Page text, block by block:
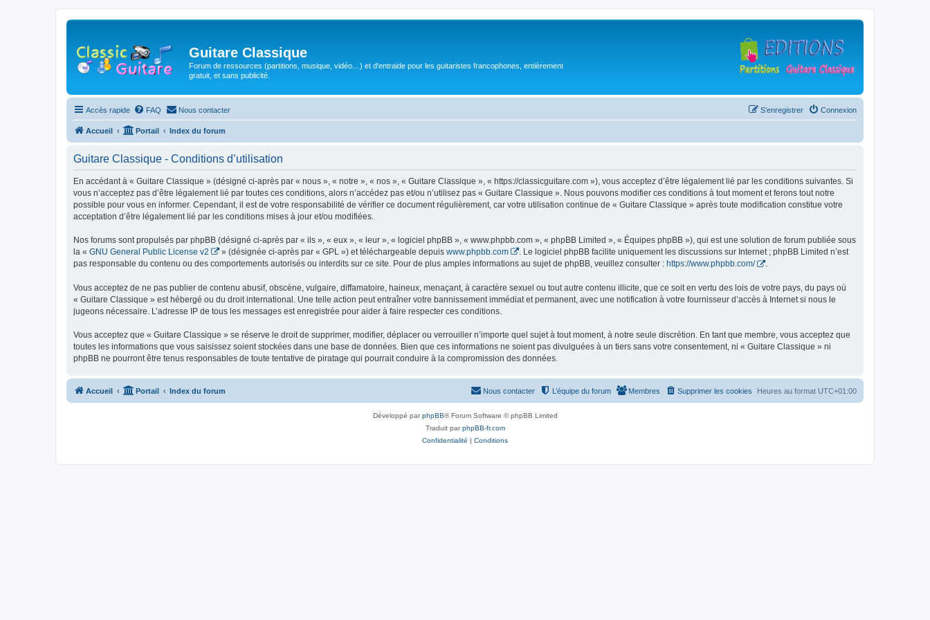
Guitare Classique
Forum de ressources (partitions, musique, vidéo…) et d'entraide pour les guitaristes francophones, entièrement
gratuit, et sans publicité.
Accès rapide FAQ Nous contacter Connexion
S’enregistrer
Accueil Portail Index du forum
Guitare Classique - Conditions d’utilisation
En accédant à « Guitare Classique » (désigné ci-après par « nous », « notre », « nos », « Guitare Classique », « https://classicguitare.com »), vous acceptez d’être légalement lié par les conditions suivantes. Si
vous n’acceptez pas d’être légalement lié par toutes ces conditions, alors n’accédez pas et/ou n’utilisez pas « Guitare Classique ». Nous pouvons modifier ces conditions à tout moment et ferons tout notre
possible pour vous en informer. Cependant, il est de votre responsabilité de vérifier ce document régulièrement, car votre utilisation continue de « Guitare Classique » après toute modification constitue votre
acceptation d’être légalement lié par les conditions mises à jour et/ou modifiées.
Nos forums sont propulsés par phpBB (désigné ci-après par « ils », « eux », « leur », « logiciel phpBB », « www.phpbb.com », « phpBB Limited », « Équipes phpBB »), qui est une solution de forum publiée sous
la « GNU General Public License v2 » (désignée ci-après par « GPL ») et téléchargeable depuis www.phpbb.com
. Le logiciel phpBB facilite uniquement les discussions sur Internet ; phpBB Limited n’est
pas responsable du contenu ou des comportements autorisés ou interdits sur ce site. Pour de plus amples informations au sujet de phpBB, veuillez consulter : https://www.phpbb.com/ .
Vous acceptez de ne pas publier de contenu abusif, obscène, vulgaire, diffamatoire, haineux, menaçant, à caractère sexuel ou tout autre contenu illicite, que ce soit en vertu des lois de votre pays, du pays où
« Guitare Classique » est hébergé ou du droit international. Une telle action peut entraîner votre bannissement immédiat et permanent, avec une notification à votre fournisseur d’accès à Internet si nous le
jugeons nécessaire. L’adresse IP de tous les messages est enregistrée pour aider à faire respecter ces conditions.
Vous acceptez que « Guitare Classique » se réserve le droit de supprimer, modifier, déplacer ou verrouiller n’importe quel sujet à tout moment, à notre seule discrétion. En tant que membre, vous acceptez que
toutes les informations que vous saisissez soient stockées dans une base de données. Bien que ces informations ne soient pas divulguées à un tiers sans votre consentement, ni « Guitare Classique » ni
phpBB ne pourront être tenus responsables de toute tentative de piratage qui pourrait conduire à la compromission des données.
Accueil Portail Index du forum Heures au format UTC+01:00
Supprimer les cookies
Membres
L’équipe du forum
Nous contacter
Développé parphpBB® Forum Software © phpBB Limited
Traduit parphpBB-fr.com
Confidentialité | Conditions